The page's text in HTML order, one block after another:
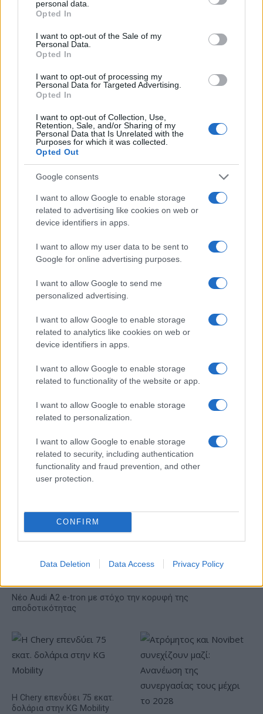
grant or deny consent to Google and its third-party tags to
use your data for below specified purposes in below Google
consent section.
personal data.
Opted In
I want to opt-out of the Sale of my
Personal Data.
Opted In
I want to opt-out of processing my
Personal Data for Targeted Advertising.
Opted In
I want to opt-out of Collection, Use,
Retention, Sale, and/or Sharing of my
Personal Data that Is Unrelated with the
Purposes for which it was collected.
Opted Out
Google consents
I want to allow Google to enable storage
related to advertising like cookies on web or
device identifiers in apps.
I want to allow my user data to be sent to
Google for online advertising purposes.
I want to allow Google to send me
personalized advertising.
I want to allow Google to enable storage
related to analytics like cookies on web or
device identifiers in apps.
I want to allow Google to enable storage
related to functionality of the website or app.
I want to allow Google to enable storage
related to personalization.
I want to allow Google to enable storage
related to security, including authentication
functionality and fraud prevention, and other
user protection.
CONFIRM
Data Deletion Data Access Privacy Policy
Νέα Mercedes-Benz GLB:
όφελος 2.000 ευρώ
της
Σε κινεζική… πολιορκία η ευρωπαϊκή αυτοκινητοβιομηχανία
Αμαρουσίου με κέρδισε –
Να δικαιώσω τη διοίκηση
και τον προπονητή»
Καρδίτσα: Ολοκλήρωσε την
εξάδα των ξένων με την
απόκτηση του Τζόρνταν
ΜακΡέι
Ταχύτερα και αυστηρότερα: Το νέο ψηφιακό καθεστώς της
ΑΑΔΕ για τα ανασφάλιστα οχήματα
κρίση παραλύει την
ευρωπαϊκή οικονομία
ανεξάρτητα από το
Νέο Audi A2 e-tron με στόχο την κορυφή της
αποδοτικότητας
Η Chery επενδύει 75 εκατ.
δολάρια στην KG Mobility